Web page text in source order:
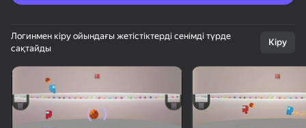
Құрылғыны бұрыңыз
Ойын тек көлденең
бағдарда ғана істейді
Логинмен кіру ойындағы жетістіктерді сенімді түрде
сақтайды
Кіру